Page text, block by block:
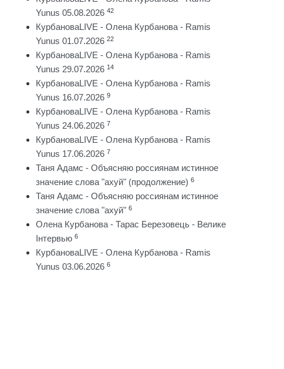
Yunus 05.08.2026 42
КурбановаLIVE - Олена Курбанова - Ramis
Yunus 01.07.2026 22
КурбановаLIVE - Олена Курбанова - Ramis
Yunus 29.07.2026 14
КурбановаLIVE - Олена Курбанова - Ramis
Yunus 16.07.2026 9
КурбановаLIVE - Олена Курбанова - Ramis
Yunus 24.06.2026 7
КурбановаLIVE - Олена Курбанова - Ramis
Yunus 17.06.2026 7
Таня Адамс - Объясняю россиянам истинное
значение слова "ахуй" (продолжение) 6
Таня Адамс - Объясняю россиянам истинное
значение слова "ахуй" 6
Олена Курбанова - Тарас Березовець - Велике
Інтервью 6
КурбановаLIVE - Олена Курбанова - Ramis
Yunus 03.06.2026 6